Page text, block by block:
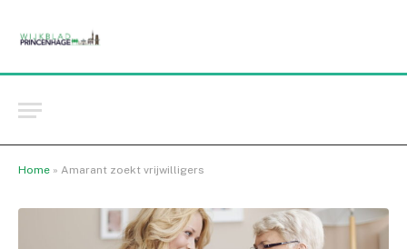
Home » Amarant zoekt vrijwilligers